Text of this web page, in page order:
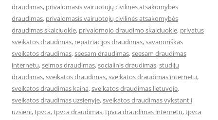
draudimas, privalomasis vairuotojų civilinės atsakomybės
draudimas, privalomasis vairuotojų civilinės atsakomybės
draudimas skaiciuokle, privalomojo draudimo skaiciuokle, privatus
sveikatos draudimas, repatriacijos draudimas,savanoriškas
sveikatos draudimas,seesam draudimas,seesam draudimas
internetu,seimos draudimas,socialinis draudimas,studiju
draudimas,sveikatos draudimas,sveikatos draudimas internetu,
sveikatos draudimas kaina,sveikatos draudimas lietuvoje,
sveikatos draudimas uzsienyje,sveikatos draudimas vykstant i
uzsieni,tpvca,tpvca draudimas,tpvca draudimas internetu,tpvca